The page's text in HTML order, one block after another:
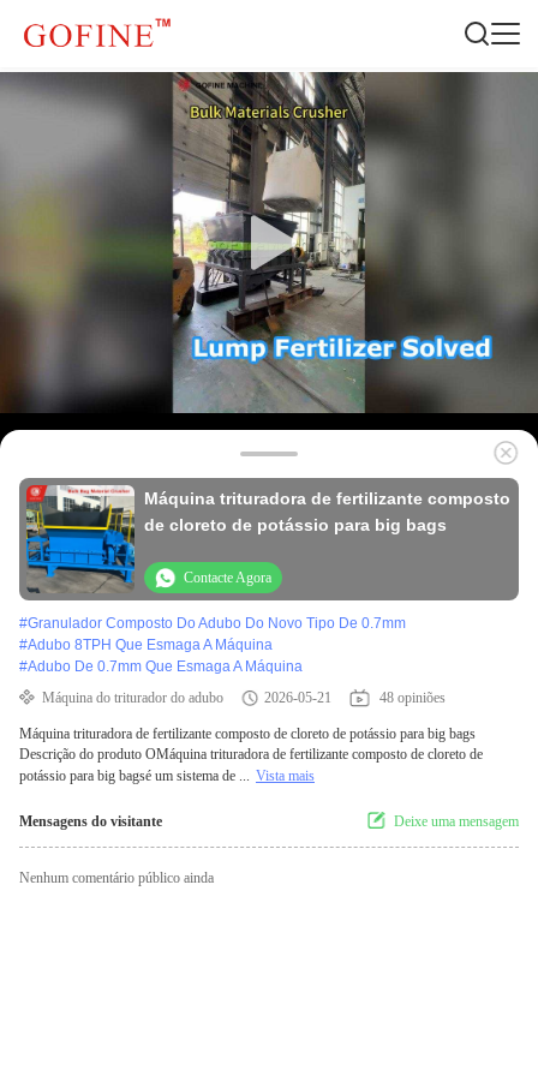
Máquina trituradora de fertilizante composto
de cloreto de potássio para big bags
Contacte Agora
#Granulador Composto Do Adubo Do Novo Tipo De 0.7mm
#Adubo 8TPH Que Esmaga A Máquina
#Adubo De 0.7mm Que Esmaga A Máquina
Máquina do triturador do adubo
2026-05-21 48 opiniões
Máquina trituradora de fertilizante composto de cloreto de potássio para big bags
Descrição do produto OMáquina trituradora de fertilizante composto de cloreto de
potássio para big bagsé um sistema de ... Vista mais
Mensagens do visitante Deixe uma mensagem
Nenhum comentário público ainda